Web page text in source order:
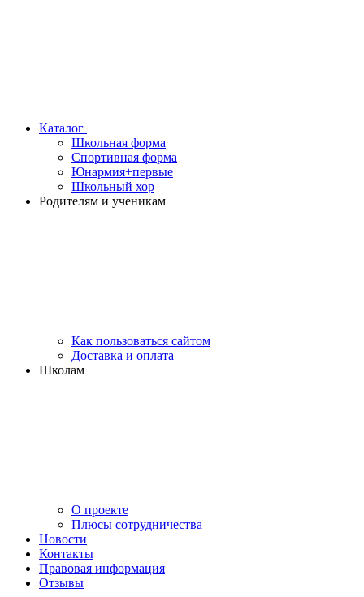
Каталог
Школьная форма
Спортивная форма
Юнармия+первые
Школьный хор
Родителям и ученикам
Как пользоваться сайтом
Доставка и оплата
Школам
О проекте
Плюсы сотрудничества
Новости
Контакты
Правовая информация
Отзывы